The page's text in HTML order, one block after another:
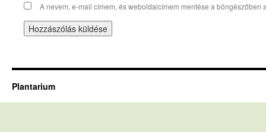
A nevem, e-mail címem, és weboldalcímem mentése a böngészőben
Plantarium